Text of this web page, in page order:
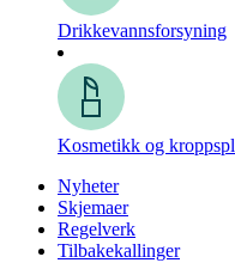
Drikkevanns­forsyning
Kosmetikk og
Nyheter
Skjemaer
Regelverk
Tilbakekallinger